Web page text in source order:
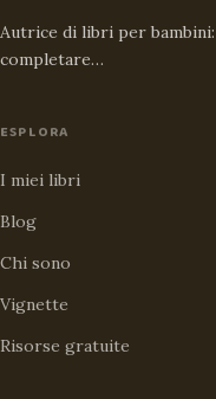
Autrice di libri per
completare…
ESPLORA
I miei libri
Blog
Chi sono
Vignette
Risorse gratuite